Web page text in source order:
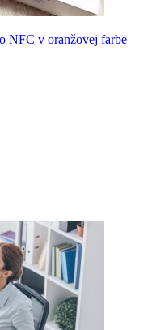
NFC v oranžovej farbe